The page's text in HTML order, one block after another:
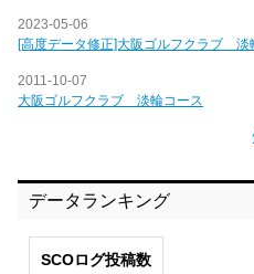
2023-05-06
[高度データ修正]大阪ゴルフクラブ 淡
2011-10-07
大阪ゴルフクラブ 淡輪コース
データランキング
SCOログ投稿数